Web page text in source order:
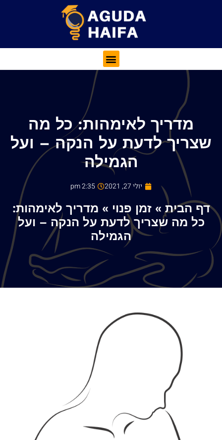
מדריך לאימהות: כל מה
שצריך לדעת על הנקה – ועל
הגמילה
יולי 27, 2021 2:35 pm
דף הבית»זמן פנוי » מדריך לאימהות:
כל מה שצריך לדעת על הנקה – ועל
הגמילה